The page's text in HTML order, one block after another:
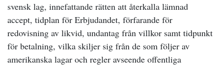
svensk lag, innefattande rätten att återkalla lämnad
accept, tidplan för Erbjudandet, förfarande för
redovisning av likvid, undantag från villkor samt tidpunkt
för betalning, vilka skiljer sig från de som följer av
amerikanska lagar och regler avseende offentliga